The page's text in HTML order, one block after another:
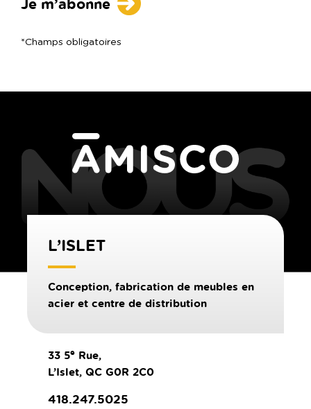
*Champs obligatoires
L’ISLET
Conception, fabrication de meubles en
acier et centre de distribution
33 5e Rue,
L’Islet, QC G0R 2C0
418.247.5025